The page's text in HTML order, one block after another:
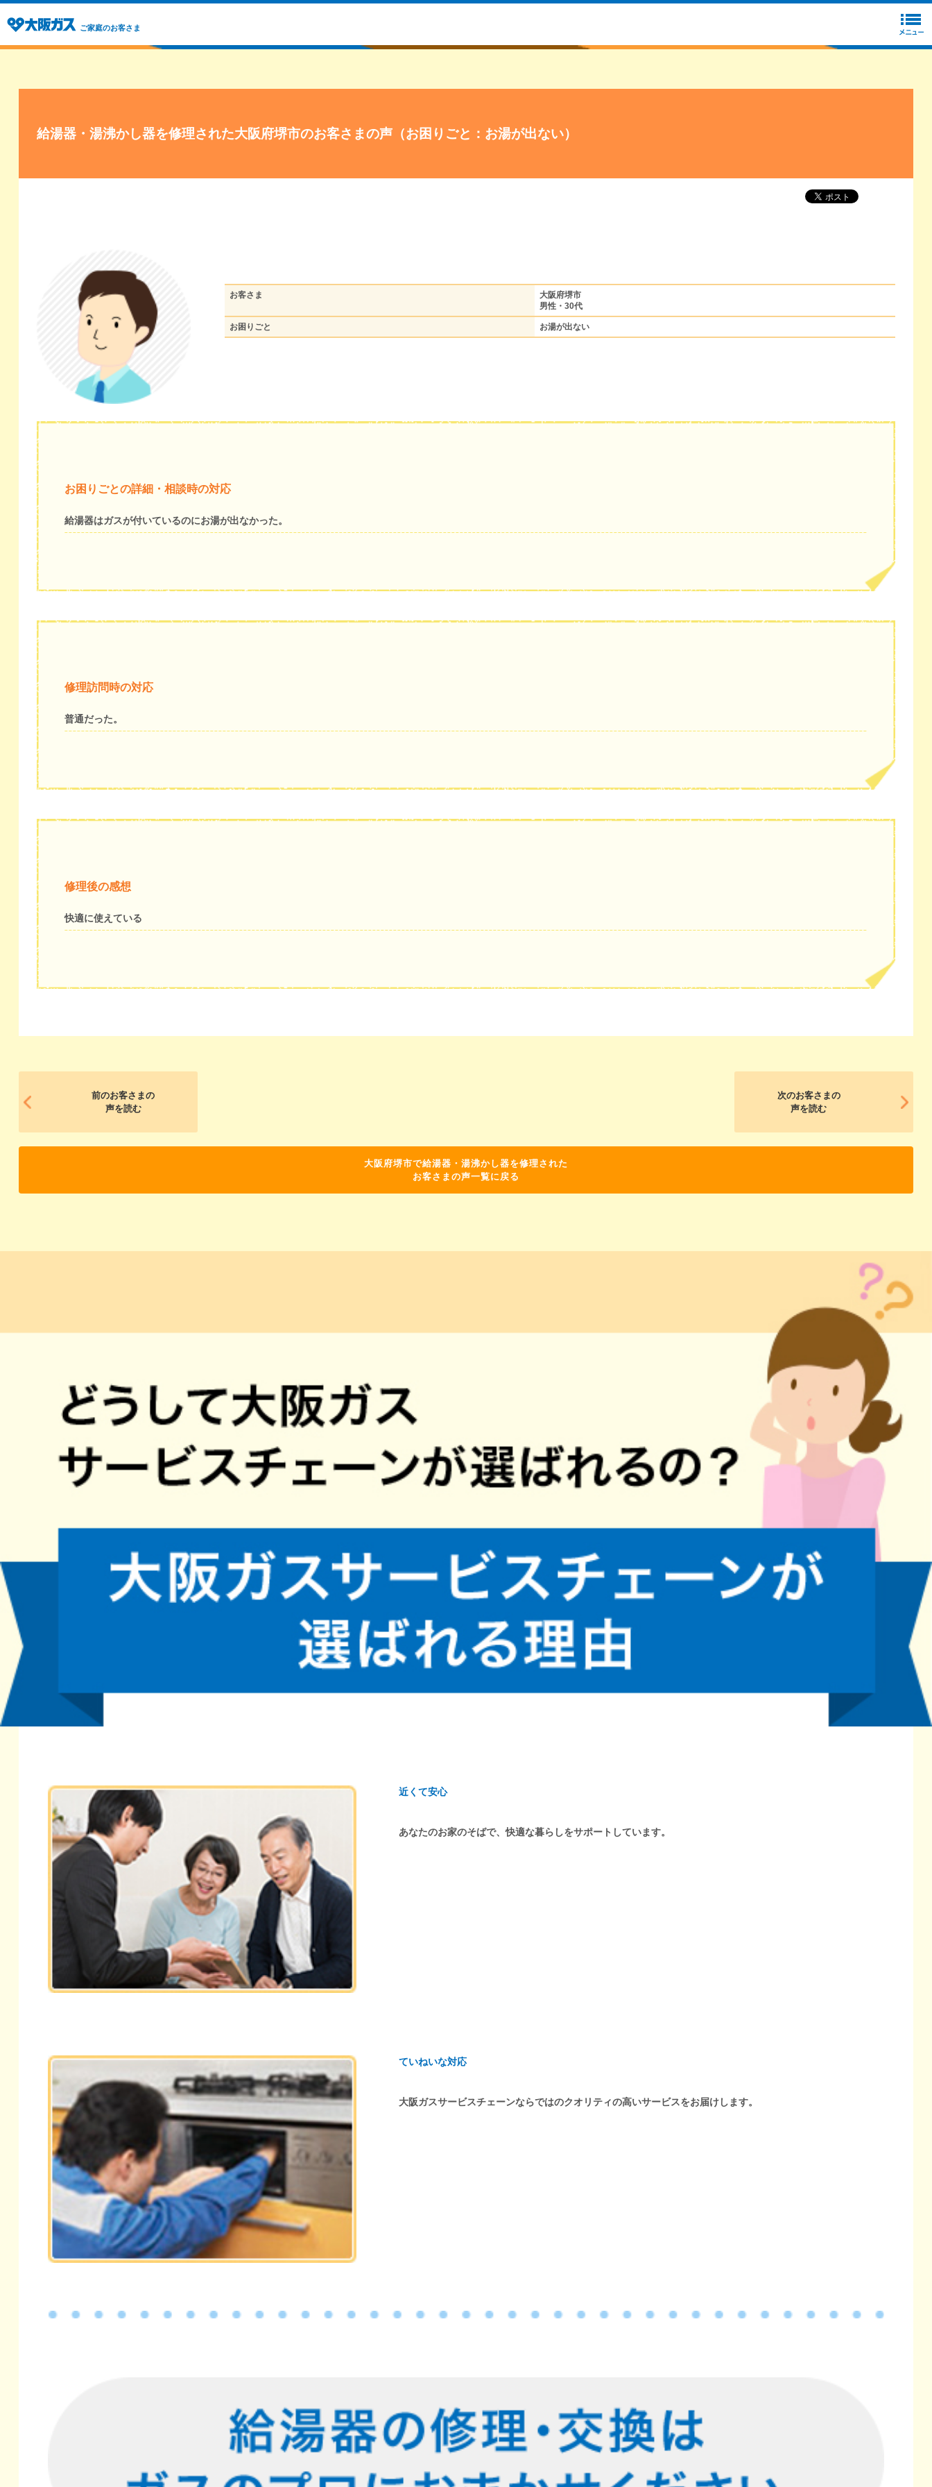
ご家庭のお客さま
給湯器・湯沸かし器を修理された大阪府堺市のお客さまの声（お困りごと：お湯が出ない）
お客さま
大阪府堺市
男性・30代
お困りごと お湯が出ない
お困りごとの詳細・相談時の対応
給湯器はガスが付いているのにお湯が出なかった。
修理訪問時の対応
普通だった。
修理後の感想
快適に使えている
前のお客さまの
声を読む
次のお客さまの
声を読む
大阪府堺市で給湯器・湯沸かし器を修理された
お客さまの声一覧に戻る
近くて安心
あなたのお家のそばで、快適な暮らしをサポートしています。
ていねいな対応
大阪ガスサービスチェーンならではのクオリティの高いサービスをお届けします。